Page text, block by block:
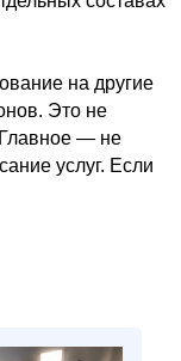
на другие
Это не
Главное — не
услуг. Если